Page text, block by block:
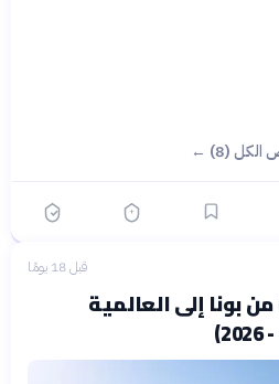
(8) ←
قبل 18 يومًا
بونا إلى العالمية